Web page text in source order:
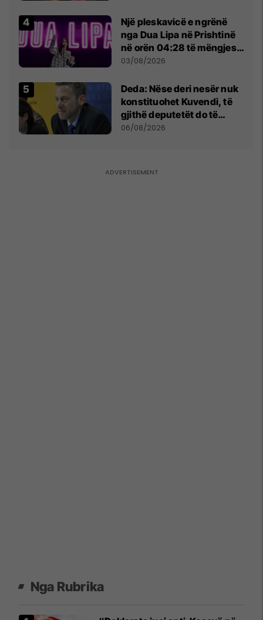
Një pleskavicë e ngrënë
nga Dua Lipa në Prishtinë
në orën 04:28 të mëngjesit
- dhe bota digjitale serbe
03/08/2026
Deda: Nëse deri nesër nuk
konstituohet Kuvendi, të
gjithë deputetët do të
bëjnë shkelje të rëndë
06/08/2026
Nga Rubrika